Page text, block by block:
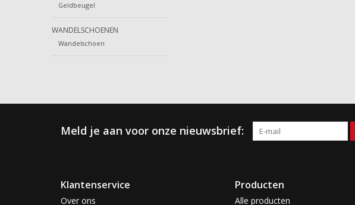
Geldbeugel
WANDELSCHOENEN
Wandelschoen
Meld je aan voor onze nieuwsbrief:
Klantenservice
Over ons
Producten
Alle producten